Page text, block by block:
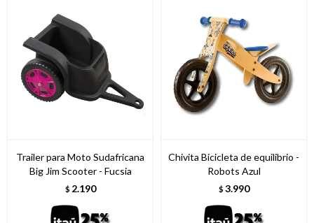
Trailer para Moto Sudafricana
Big Jim Scooter - Fucsia
$ 2.190
Chivita Bicicleta de equilibrio -
Robots Azul
$ 3.990